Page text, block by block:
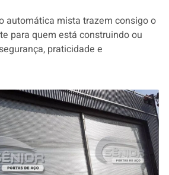
automática mista trazem consigo o
para quem está construindo ou
praticidade e